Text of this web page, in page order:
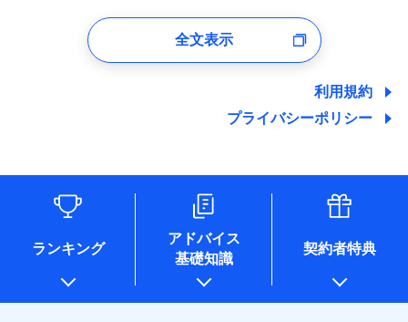
ユーザー登録受付および、管理のため
しくは委託を受けている保険会社・提携会社の保険その他に
関する情報を提供し、金融商品等の契約を勧奨するため、ま
た維持管理等の委託業務遂行のため、またそれらに付帯、関
情報を取引のある他の保険会社の商品・サービスをご提案す
るために利用させていただくことがあります。）
各種セミナーの開催のため
コンサルティングサービスの実施のため
アンケートやキャンペーン等の実施のため
上記に係る案内・手続き・管理等付帯業務を行うため
* 当社が委託を受けている保険会社の情報は、保険会社のホ
ームページに掲載しておりますので、ご確認ください。
全文表示
利用規約
プライバシーポリシー
ランキング
アドバイス
基礎知識
契約者特典